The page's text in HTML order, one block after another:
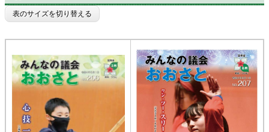
表のサイズを切り替える